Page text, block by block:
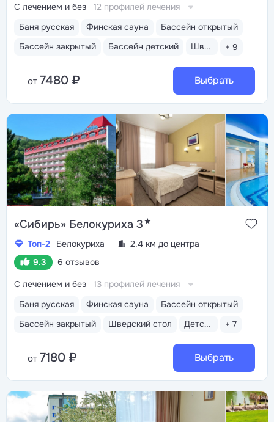
Баня русская Финская сауна
Бассейн открытый
Бассейн закрытый
Бассейн детский Шведский стол + 9
С лечением и без 12 профилей лечения
от 7480 ₽ Выбрать
«Сибирь» Белокуриха 3★
Топ-2 Белокуриха
2.4 км до центра
9.3
6 отзывов
Баня русская Финская сауна
Бассейн открытый
Бассейн закрытый
Шведский стол Детская комната + 7
С лечением и без 13 профилей лечения
от 7180 ₽ Выбрать